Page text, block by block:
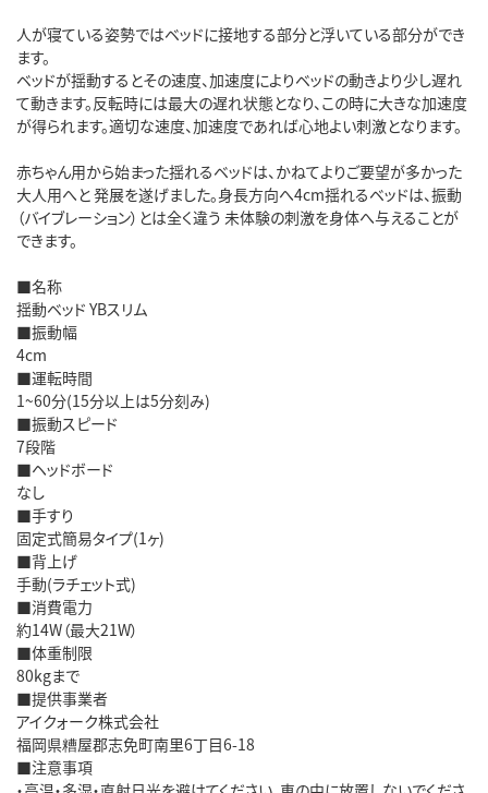
人が寝ている姿勢ではベッドに接地する部分と浮いている部分ができ
ます。
ベッドが揺動するとその速度、加速度によりベッドの動きより少し遅れ
て動きます。反転時には最大の遅れ状態となり、この時に大きな加速度
が得られます。適切な速度、加速度であれば心地よい刺激となります。
赤ちゃん用から始まった揺れるベッドは、かねてよりご要望が多かった
大人用へと 発展を遂げました。身長方向へ4cm揺れるベッドは、振動
（バイブレーション）とは全く違う 未体験の刺激を身体へ与えることが
できます。
■名称
揺動ベッド YBスリム
■振動幅
4cm
■運転時間
1~60分(15分以上は5分刻み)
■振動スピード
7段階
■ヘッドボード
なし
■手すり
固定式簡易タイプ(1ヶ)
■背上げ
手動(ラチェット式)
■消費電力
約14W（最大21W）
■体重制限
80kgまで
■提供事業者
アイクォーク株式会社
福岡県糟屋郡志免町南里6丁目6-18
■注意事項